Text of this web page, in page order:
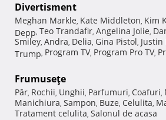
Divertisment
Meghan Markle, Kate Middleton, Kim
Depp, Teo Trandafir, Angelina Jolie,
Smiley, Andra, Delia, Gina Pistol,
Trump, Program TV, Program Pro TV,
Frumuseţe
Păr, Rochii, Unghii, Parfumuri, Coafuri,
Manichiura, Sampon, Buze, Celulita,
Tratament celulita, Salonul de acasa